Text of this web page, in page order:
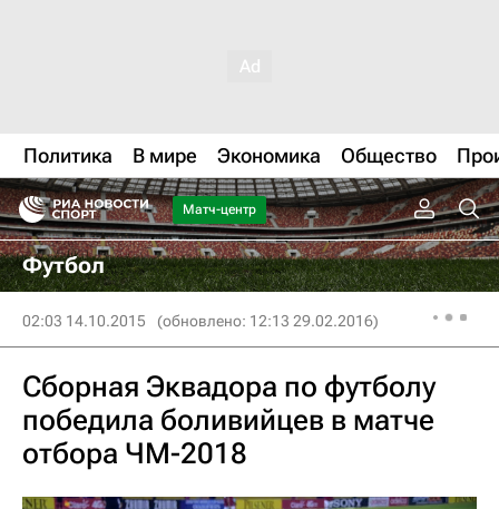
Политика В мире Экономика Общество
Матч-центр
Футбол
02:03 14.10.2015 (обновлено: 12:13 29.02.2016)
Сборная Эквадора по футболу
победила боливийцев в матче
отбора ЧМ-2018